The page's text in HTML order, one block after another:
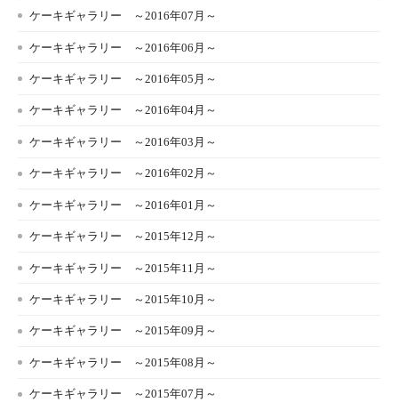
ケーキギャラリー ～2016年07月～
ケーキギャラリー ～2016年06月～
ケーキギャラリー ～2016年05月～
ケーキギャラリー ～2016年04月～
ケーキギャラリー ～2016年03月～
ケーキギャラリー ～2016年02月～
ケーキギャラリー ～2016年01月～
ケーキギャラリー ～2015年12月～
ケーキギャラリー ～2015年11月～
ケーキギャラリー ～2015年10月～
ケーキギャラリー ～2015年09月～
ケーキギャラリー ～2015年08月～
ケーキギャラリー ～2015年07月～